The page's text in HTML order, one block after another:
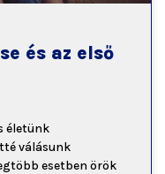
és az első
életünk
válásunk
esetben örök